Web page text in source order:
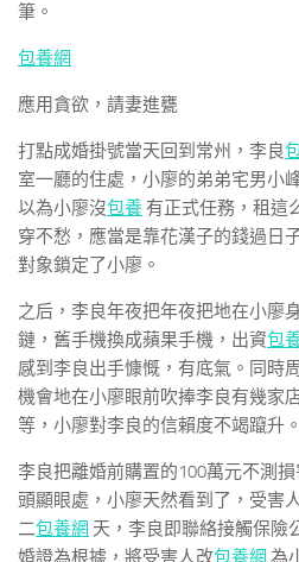
筆。
包養網
應用貪欲，請妻進甕
打點成婚掛號當天回到常州，李良
室一廳的住處，小廖的弟弟宅男小
以為小廖沒包養 有正式任務，租這
穿不愁，應當是靠花漢子的錢過日
對象鎖定了小廖。
之后，李良年夜把年夜把地在小廖
鏈，舊手機換成蘋果手機，出資包
感到李良出手慷慨，有底氣。同時
機會地在小廖眼前吹捧李良有幾家
等，小廖對李良的信賴度不竭躥升。
李良把離婚前購置的100萬元不測
頭顯眼處，小廖天然看到了，受害
二包養網 天，李良即聯絡接觸保險
婚證為根據，將受害人改包養網 為